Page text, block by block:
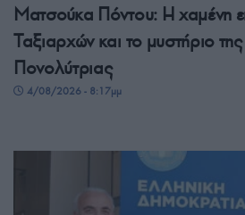
Ματσούκα Πόντου: Η χαμένη
Ταξιαρχών και το μυστήριο
Πονολύτριας
4/08/2026 - 8:17μμ